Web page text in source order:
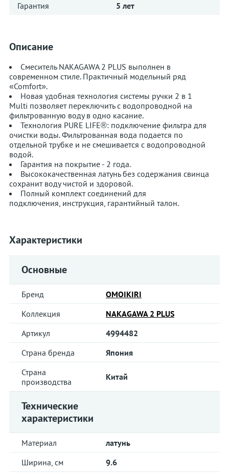
Гарантия
5 лет
Описание
Смеситель NAKAGAWA 2 PLUS выполнен в
современном стиле. Практичный модельный ряд
«Comfort».
Новая удобная технология системы ручки 2 в 1
Multi позволяет переключить с водопроводной на
фильтрованную воду в одно касание.
Технология PURE LIFE®: подключение фильтра для
очистки воды. Фильтрованная вода подается по
отдельной трубке и не смешивается с водопроводной
водой.
Гарантия на покрытие - 2 года.
Высококачественная латунь без содержания свинца
сохранит воду чистой и здоровой.
Полный комплект соединений для
подключения, инструкция, гарантийный талон.⁠
Характеристики
Основные
Бренд
OMOIKIRI
Коллекция
NAKAGAWA 2 PLUS
Артикул
4994482
Страна бренда
Япония
Страна
производства
Китай
Технические
характеристики
Материал
латунь
Ширина, см
9.6